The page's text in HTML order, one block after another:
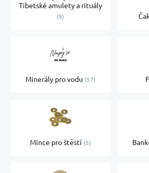
Tibetské amulety a rituály
9
Minerály pro vodu 57
Mince pro štěstí 5